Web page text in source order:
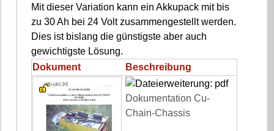
Mit dieser Variation kann ein Akkupack mit bis
zu 30 Ah bei 24 Volt zusammengestellt werden.
Dies ist bislang die günstigste aber auch
gewichtigste Lösung.
Dokument
Beschreibung
Dokumentation Cu-
Chain-Chassis